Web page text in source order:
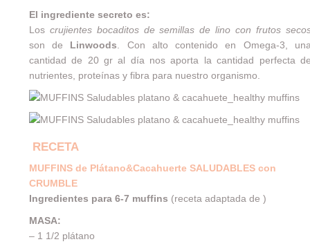
El ingrediente secreto es:
Los crujientes bocaditos de semillas de lino con frutos
son de Linwoods . Con alto contenido en Omega-3,
cantidad de 20 gr al día nos aporta la cantidad perfecta
nutrientes, proteínas y fibra para nuestro organismo.
RECETA
MUFFINS de Plátano&Cacahuerte SALUDABLES con
CRUMBLE
Ingredientes para 6-7 muffins (receta adaptada de )
MASA:
– 1 1/2 plátano